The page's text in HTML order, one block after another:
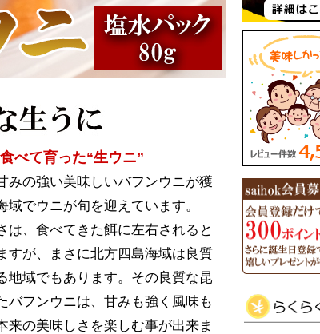
べて育った“生ウニ”
みの強い美味しいバフンウニが獲
域でウニが旬を迎えています。
は、食べてきた餌に左右されると
すが、まさに北方四島海域は良質
地域でもあります。その良質な昆
バフンウニは、甘みも強く風味も
来の美味しさを楽しむ事が出来ま